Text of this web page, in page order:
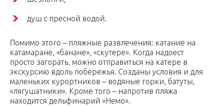
душ с пресной водой.
Помимо этого – пляжные развлечения: катание на
катамаране, «банане», «скутере». Когда надоест
просто загорать, можно отправиться на катере в
экскурсию вдоль побережья. Созданы условия и для
маленьких курортников – водяные горки, батуты,
«лягушатники». Кроме того – напротив пляжа
находится дельфинарий «Немо».